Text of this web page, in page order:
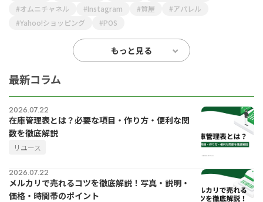
オムニチャネル
Instagram 質屋
アパレル
Yahoo!ショッピング
POS
もっと見る
最新コラム
2026.07.22
在庫管理表とは？必要な項目・作り方・便利な関
数を徹底解説
リユース
2026.07.22
メルカリで売れるコツを徹底解説！写真・説明・
価格・時間帯のポイント
資料ダウンロードの一覧へ
お問い合わせフォームへ